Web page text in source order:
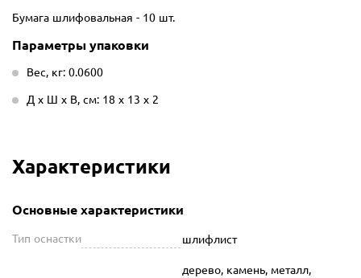
Бумага шлифовальная - 10 шт.
Параметры упаковки
Вес, кг: 0.0600
Д х Ш х В, см: 18 х 13 х 2
Характеристики
Основные характеристики
Тип оснастки шлифлист
дерево, камень, металл,